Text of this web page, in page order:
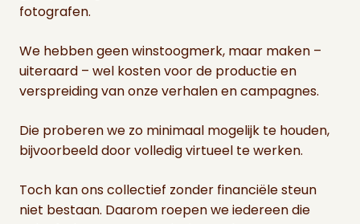
fotografen.
We hebben geen winstoogmerk, maar maken –
uiteraard – wel kosten voor de productie en
verspreiding van onze verhalen en campagnes.
Die proberen we zo minimaal mogelijk te houden,
bijvoorbeeld door volledig virtueel te werken.
Toch kan ons collectief zonder financiële steun
niet bestaan. Daarom roepen we iedereen die